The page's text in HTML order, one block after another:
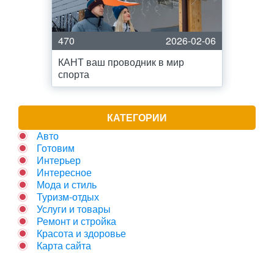
470
2026-02-06
КАНТ ваш проводник в мир
спорта
КАТЕГОРИИ
Авто
Готовим
Интерьер
Интересное
Мода и стиль
Туризм-отдых
Услуги и товары
Ремонт и стройка
Красота и здоровье
Карта сайта